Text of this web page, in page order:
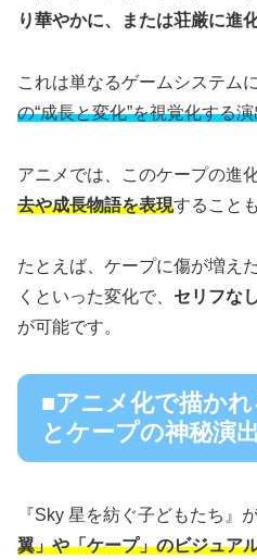
り華やかに、または荘厳に進
これは単なるゲームシステム
の“成長と変化”を視覚化する
アニメでは、このケープの進
去や成長物語を表現すること
たとえば、ケープに傷が増え
くといった変化で、 セリフな
が可能です。
■アニメ化で描か
とケープの神秘演
『Sky 星を紡ぐ子どもたち』
翼」や「ケープ」のビジュア